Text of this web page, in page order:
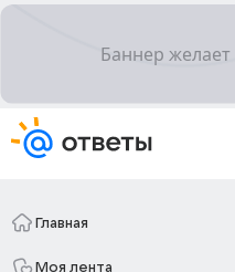
Главная
Моя лента